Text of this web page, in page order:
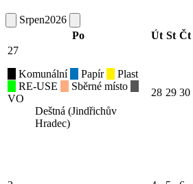
Srpen2026
Po
Út St Čt
27
Komunální
Papír
Plast
RE-USE
Sběrné místo
VO
Deštná (Jindřichův
Hradec)
28 29 30